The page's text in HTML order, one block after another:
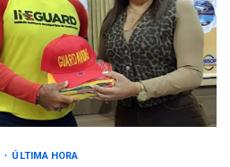
ÚLTIMA HORA